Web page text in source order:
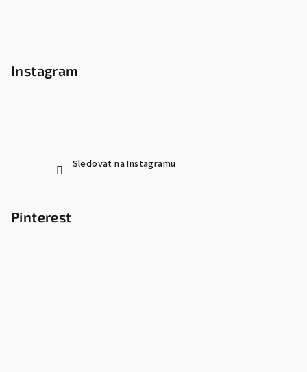
Instagram
Sledovat na Instagramu
Pinterest